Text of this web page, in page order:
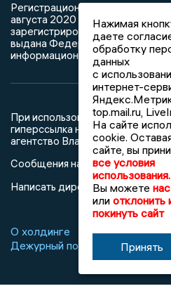
Регистрационный номер:
августа 2020 г. согласно
зарегистрированных средств
выдана Федеральной службой
информационных технологий и
При использовании любого
гиперссылка на Сетевое
агентство Владимирские
Сообщения на сером фоне
Написать директору в телеграм
О холдинге Вакансии
Дежурный по новостям
Нажимая
даете
обработку
данных
с
интернет-
top.mail.ru,
На сайте
cookie.
сайте, вы
все условия
использования.
Вы можете
или отклонить
покинуть сайт
Принять